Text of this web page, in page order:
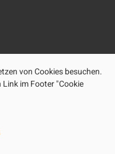
von Cookies besuchen.
im Footer "Cookie